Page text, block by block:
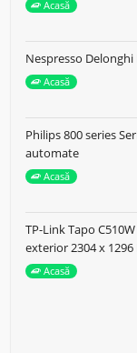
Acasă
Nespresso Delonghi
Acasă
Philips 800 series
automate
Acasă
TP-Link Tapo
exterior 2304 x
Acasă